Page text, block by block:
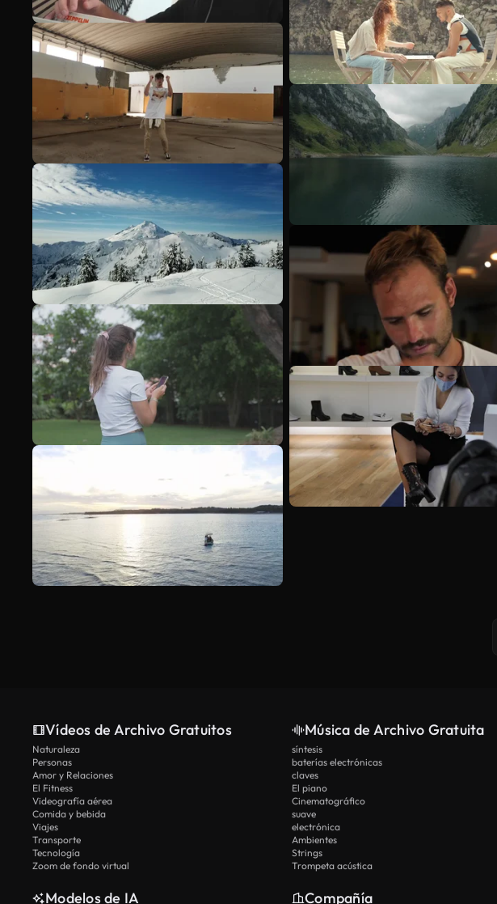
Vídeos de Archivo Gratuitos
Naturaleza
Personas
Amor y Relaciones
El Fitness
Videografía aérea
Comida y bebida
Viajes
Transporte
Tecnología
Zoom de fondo virtual
Música de Archivo Gratuita
síntesis
baterías electrónicas
claves
El piano
Cinematográfico
suave
electrónica
Ambientes
Strings
Trompeta acústica
Modelos de IA Compañía